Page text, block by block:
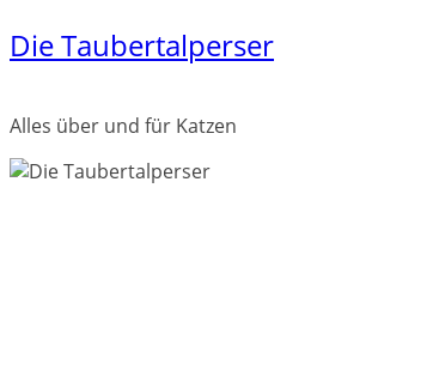
Zum
Inhalt
Die Taubertalperser
Alles über und für Katzen